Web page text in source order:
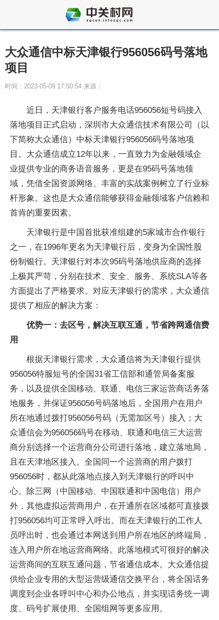
大众通信中标天津银行956056码号落地
项目
时间：2023-05-09 17:50:54 来源：
近日，天津银行客户服务电话956056短号码接入
落地项目正式启动，深圳市大众通信技术有限公司（以
下简称大众通信）中标天津银行956056码号落地项
目。大众通信成立12年以来，一直致力为金融领域企
业提供专业的商务语音服务，更是在95码号落地领
域，凭借全国资源网络、丰富的实战案例树立了行业标
杆形象。这也是大众通信能够获得金融领域客户信赖和
首肯的重要因素。
天津银行是中国首批获准组建的5家城市合作银行
之一，在1996年更名为天津银行后，变身为全国性股
份制银行。天津银行对本次95码号落地供应商的选择
上极其严苛，分别在技术、安全、服务、系统SLA等各
方面提出了严格要求。对应天津银行的需求，大众通信
提供了相应的解决方案：
优势一：去区号，解决互联互通，节省跨网通信费
用
根据天津银行需求，大众通信将为天津银行提供
956056特服短号的全国31省工信部和通管局备案服
务，以及提供全国移动、联通、电信三家运营商话务落
地服务，并保证956056号码落地后，全国用户在用户
所在地通过拨打956056号码（无需加区号）接入；大
众通信会为956056码号在移动、联通和电信三大运营
商分别选择一个运营商分公司进行落地，建立落地局，
且在天津地区接入。全国同一个运营商的用户拨打
956056时，都从此落地点接入到天津银行的呼叫中
心。除三网（中国移动、中国联通和中国电信）用户
外，其他虚拟运营商用户，在开通所在区域都可直接拨
打956056均可正常呼入呼出。而在天津银行的工作人
员呼出时，也会通过本网送到用户所在地区的终端局，
连入用户所在地运营商网络。此落地模式可很好的解决
运营商间的互联互通问题，节省通信成本。大众通信提
供给企业专用的大型运营级通信交换平台，将全国话务
调度到企业各呼叫中心和办公地点，并实现话务统一调
度、码号扩展使用、全国组网等更多应用。